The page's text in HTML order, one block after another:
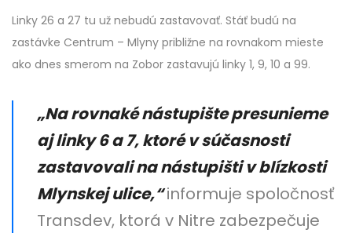
Linky 26 a 27 tu už nebudú zastavovať. Stáť budú na
zastávke Centrum – Mlyny približne na rovnakom mieste
ako dnes smerom na Zobor zastavujú linky 1, 9, 10 a 99.
„Na rovnaké nástupište presunieme
aj linky 6 a 7, ktoré v súčasnosti
zastavovali na nástupišti v blízkosti
Mlynskej ulice,“informuje spoločnosť
Transdev, ktorá v Nitre zabezpečuje